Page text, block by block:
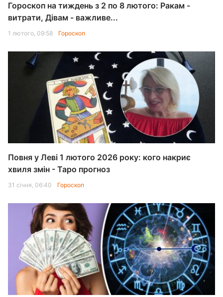
Гороскоп на тиждень з 2 по 8 лютого: Ракам -
витрати, Дівам - важливе...
1 лютого, 09:58 Гороскоп
Повня у Леві 1 лютого 2026 року: кого накриє
хвиля змін - Таро прогноз
31 січня, 06:40 Гороскоп